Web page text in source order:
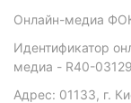
Онлайн-медиа
Идентификатор
медиа - R40-03129
Адрес: 01133, г.